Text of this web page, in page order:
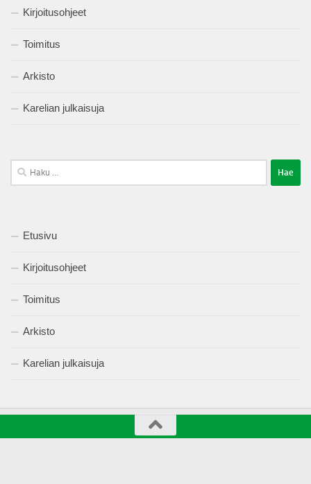
Kirjoitusohjeet
Toimitus
Arkisto
Karelian julkaisuja
Haku:
Etusivu
Kirjoitusohjeet
Toimitus
Arkisto
Karelian julkaisuja